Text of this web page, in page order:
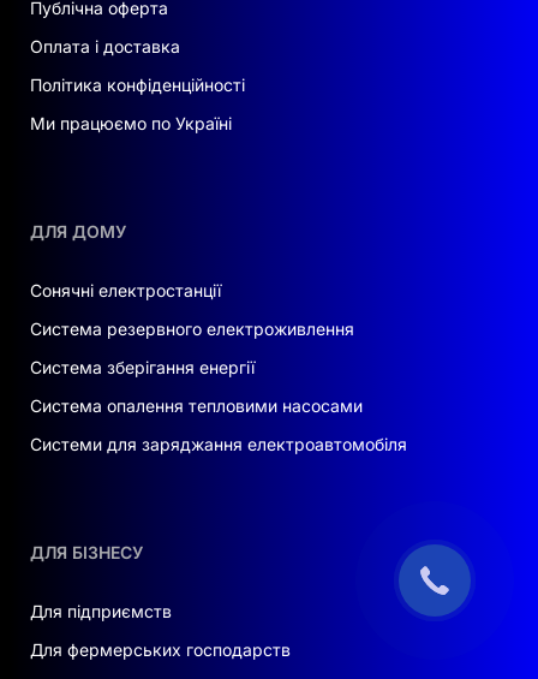
Публічна оферта
Оплата і доставка
Політика конфіденційності
Ми працюємо по Україні
ДЛЯ ДОМУ
Сонячні електростанції
Система резервного електроживлення
Система зберігання енергії
Система опалення тепловими насосами
Системи для заряджання електроавтомобіля
ДЛЯ БІЗНЕСУ
Для підприємств
Для фермерських господарств